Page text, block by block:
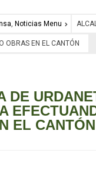
, Noticias Menu
OBRAS EN EL CANTÓN
DE
EL CANTÓN